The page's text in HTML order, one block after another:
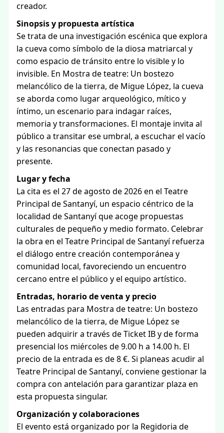
creador.
Sinopsis y propuesta artística
Se trata de una investigación escénica que explora
la cueva como símbolo de la diosa matriarcal y
como espacio de tránsito entre lo visible y lo
invisible. En Mostra de teatre: Un bostezo
melancólico de la tierra, de Migue López, la cueva
se aborda como lugar arqueológico, mítico y
íntimo, un escenario para indagar raíces,
memoria y transformaciones. El montaje invita al
público a transitar ese umbral, a escuchar el vacío
y las resonancias que conectan pasado y
presente.
Lugar y fecha
La cita es el 27 de agosto de 2026 en el Teatre
Principal de Santanyí, un espacio céntrico de la
localidad de Santanyí que acoge propuestas
culturales de pequeño y medio formato. Celebrar
la obra en el Teatre Principal de Santanyí refuerza
el diálogo entre creación contemporánea y
comunidad local, favoreciendo un encuentro
cercano entre el público y el equipo artístico.
Entradas, horario de venta y precio
Las entradas para Mostra de teatre: Un bostezo
melancólico de la tierra, de Migue López se
pueden adquirir a través de Ticket IB y de forma
presencial los miércoles de 9.00 h a 14.00 h. El
precio de la entrada es de 8 €. Si planeas acudir al
Teatre Principal de Santanyí, conviene gestionar la
compra con antelación para garantizar plaza en
esta propuesta singular.
Organización y colaboraciones
El evento está organizado por la Regidoria de